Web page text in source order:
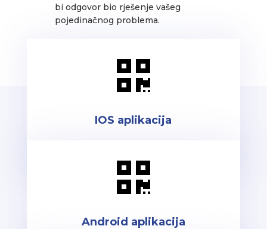
bi odgovor bio rješenje vašeg
pojedinačnog problema.

IOS aplikacija

Android aplikacija